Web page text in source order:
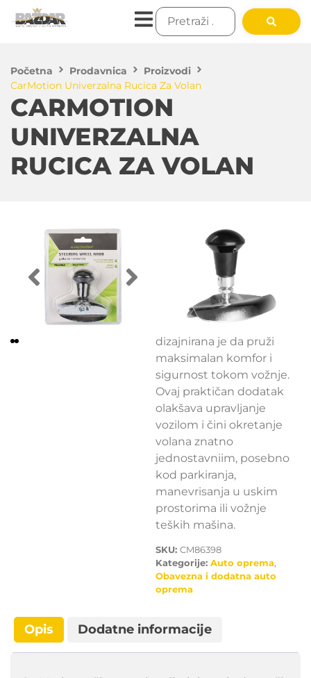
Početna Prodavnica
Proizvodi
CarMotion Univerzalna Rucica Za Volan
CARMOTION
UNIVERZALNA
RUCICA ZA VOLAN
900.00
DODAJ U KORPU
CarMotion ručica za volan
dizajnirana je da pruži
maksimalan komfor i
sigurnost tokom vožnje.
Ovaj praktičan dodatak
olakšava upravljanje
vozilom i čini okretanje
volana znatno
jednostavniim, posebno
kod parkiranja,
manevrisanja u uskim
prostorima ili vožnje
teških mašina.
SKU: CM86398
Kategorije: Auto oprema,
Obavezna i dodatna auto
oprema
Opis Dodatne informacije